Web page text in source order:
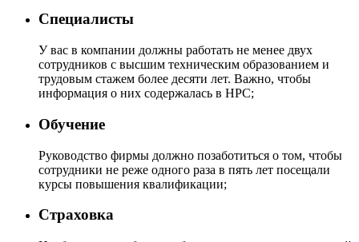
Специалисты
У вас в компании должны работать не менее двух
сотрудников с высшим техническим образованием и
трудовым стажем более десяти лет. Важно, чтобы
информация о них содержалась в НРС;
Обучение
Руководство фирмы должно позаботиться о том, чтобы
сотрудники не реже одного раза в пять лет посещали
курсы повышения квалификации;
Страховка